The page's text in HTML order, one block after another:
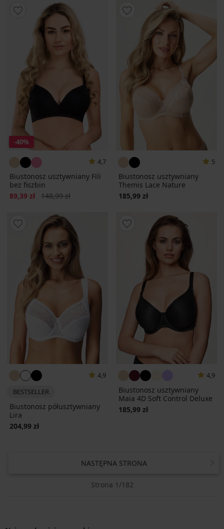
-40%
4,7
Biustonosz usztywniany Fili
bez fiszbin
Zniżka
89,39 zł Pierwotna cena
148,99 zł
5
Biustonosz usztywniany
Themis Lace Nature
185,99 zł
4,9
BESTSELLER
Biustonosz półusztywniany
Lira
204,99 zł
4,9
Biustonosz usztywniany
Maia 4D Soft Control Deluxe
185,99 zł
NASTĘPNA STRONA
Strona 1/182